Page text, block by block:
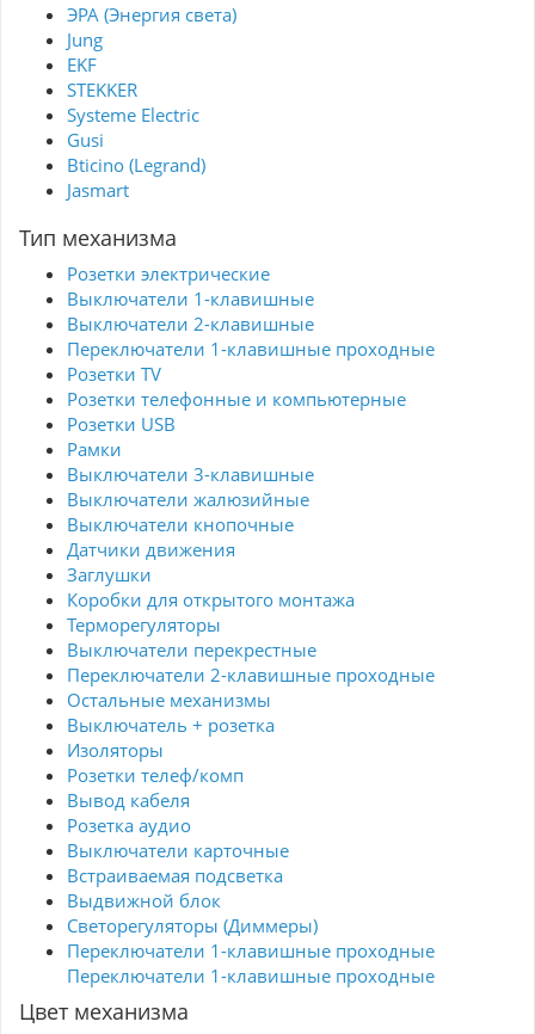
ЭРА (Энергия света)
Jung
EKF
STEKKER
Systeme Electric
Gusi
Bticino (Legrand)
Jasmart
Тип механизма
Розетки электрические
Выключатели 1-клавишные
Выключатели 2-клавишные
Переключатели 1-клавишные проходные
Розетки TV
Розетки телефонные и компьютерные
Розетки USB
Рамки
Выключатели 3-клавишные
Выключатели жалюзийные
Выключатели кнопочные
Датчики движения
Заглушки
Коробки для открытого монтажа
Терморегуляторы
Выключатели перекрестные
Переключатели 2-клавишные проходные
Остальные механизмы
Выключатель + розетка
Изоляторы
Розетки телеф/комп
Вывод кабеля
Розетка аудио
Выключатели карточные
Встраиваемая подсветка
Выдвижной блок
Светорегуляторы (Диммеры)
Переключатели 1-клавишные проходные
Переключатели 1-клавишные проходные
Цвет механизма